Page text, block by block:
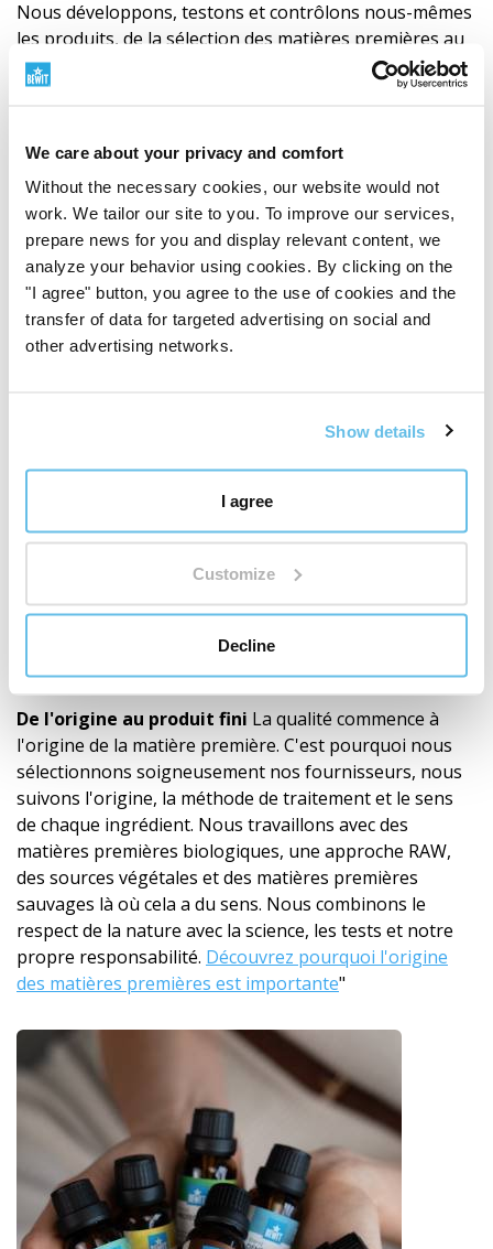
We care about your privacy and comfort
Without the necessary cookies, our website would not
work. We tailor our site to you. To improve our services,
prepare news for you and display relevant content, we
analyze your behavior using cookies. By clicking on the
"I agree" button, you agree to the use of cookies and the
transfer of data for targeted advertising on social and
other advertising networks.
Show details
I agree
Customize
Decline
Nous développons, testons et contrôlons nous-mêmes
les produits, de la sélection des matières premières au
produit fini. La qualité n'est pas un slogan pour nous.
C'est un système, une responsabilité et un travail
Découvrez comment nous travaillons avec la qualité
Ingrédients de qualité
De l'origine au produit fini La qualité commence à
l'origine de la matière première. C'est pourquoi nous
sélectionnons soigneusement nos fournisseurs, nous
suivons l'origine, la méthode de traitement et le sens
de chaque ingrédient. Nous travaillons avec des
matières premières biologiques, une approche RAW,
des sources végétales et des matières premières
sauvages là où cela a du sens. Nous combinons le
respect de la nature avec la science, les tests et notre
propre responsabilité. Découvrez pourquoi l'origine
des matières premières est importante"